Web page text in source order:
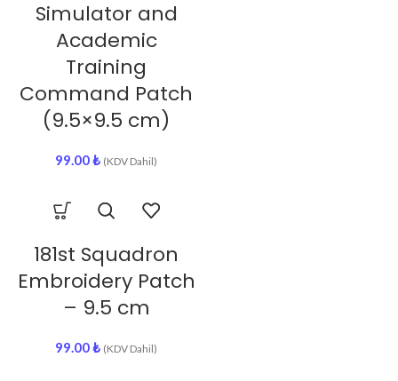
Simulator and
Academic
Training
Command Patch
(9.5×9.5 cm)
99.00₺ (KDV Dahil)
181st Squadron
Embroidery Patch
– 9.5 cm
99.00₺ (KDV Dahil)